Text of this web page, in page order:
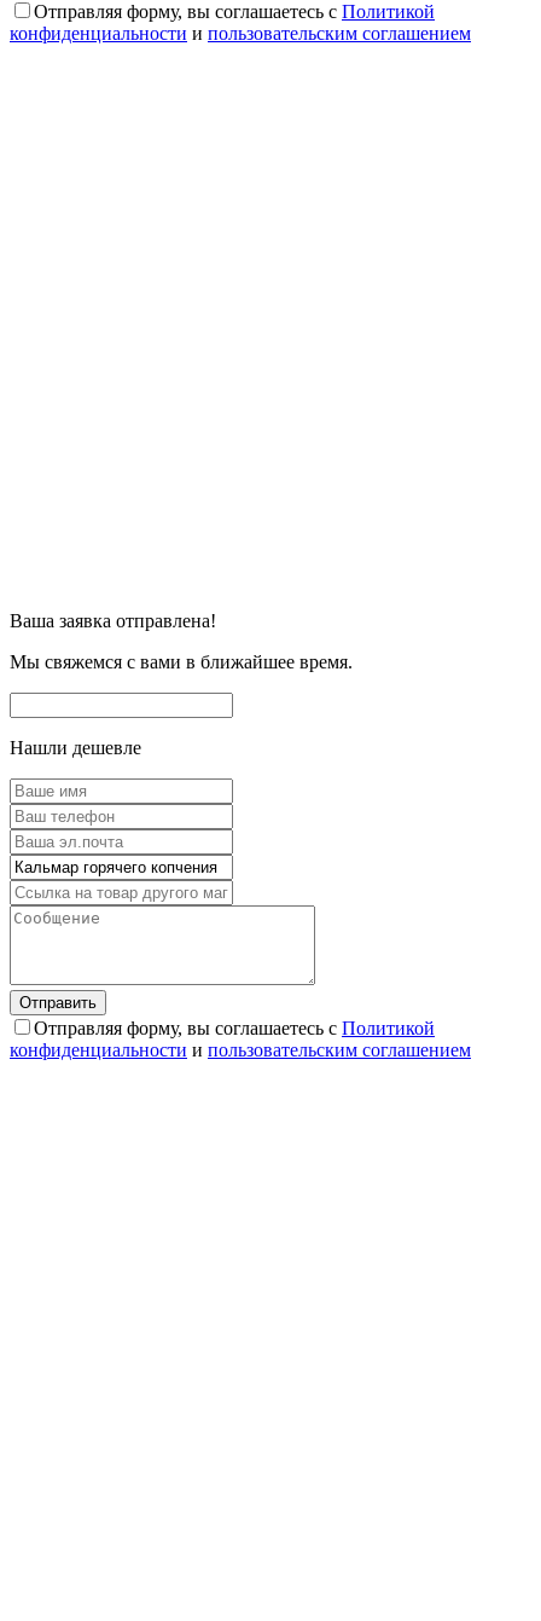
Отправляя форму, вы соглашаетесь с Политикой
конфиденциальности и пользовательским соглашением
Ваша заявка отправлена!
Мы свяжемся с вами в ближайшее время.
Нашли дешевле
Отправляя форму, вы соглашаетесь с Политикой
конфиденциальности и пользовательским соглашением